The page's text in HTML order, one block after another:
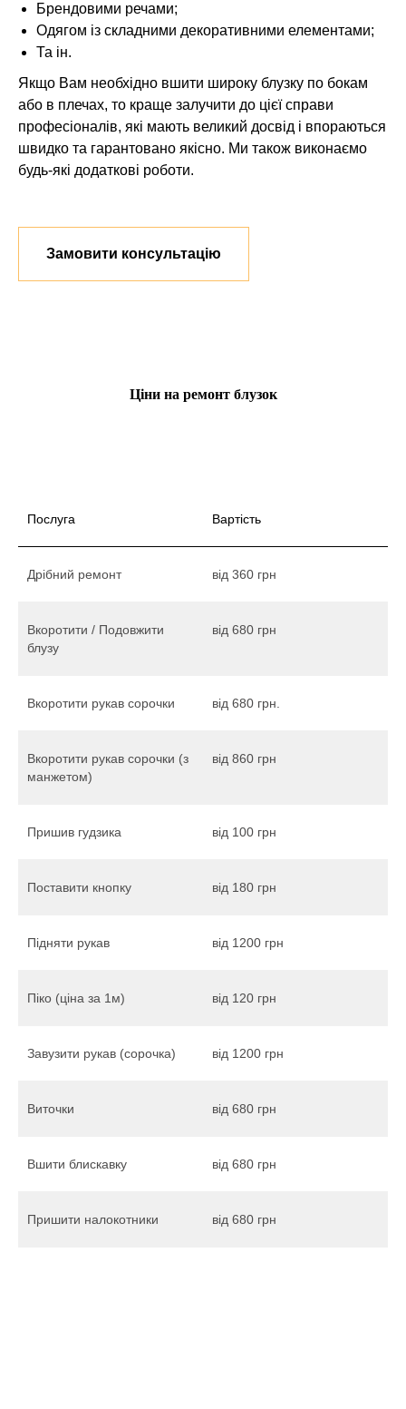
Брендовими речами;
Одягом із складними декоративними елементами;
Та ін.
Якщо Вам необхідно вшити широку блузку по бокам
або в плечах, то краще залучити до цієї справи
професіоналів, які мають великий досвід і впораються
швидко та гарантовано якісно. Ми також виконаємо
будь-які додаткові роботи.
Замовити консультацію
Ціни на ремонт блузок
Послуга Вартість
Дрібний ремонт від 360 грн
Вкоротити / Подовжити
блузу
від 680 грн
Вкоротити рукав сорочки від 680 грн.
Вкоротити рукав сорочки (з
манжетом)
від 860 грн
Пришив гудзика від 100 грн
Поставити кнопку від 180 грн
Підняти рукав від 1200 грн
Піко (ціна за 1м) від 120 грн
Завузити рукав (сорочка) від 1200 грн
Виточки від 680 грн
Вшити блискавку від 680 грн
Пришити налокотники від 680 грн